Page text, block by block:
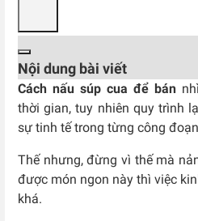
Nội dung bài viết
Cách nấu súp cua để bán
thời gian, tuy nhiên quy trình
sự tinh tế trong từng công
Thế nhưng, đừng vì thế mà
được món ngon này thì việc
khá.